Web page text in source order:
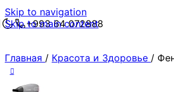
Skip to navigation
Skip to main content
+993 64 072888
Главная / Красота и Здоровье /